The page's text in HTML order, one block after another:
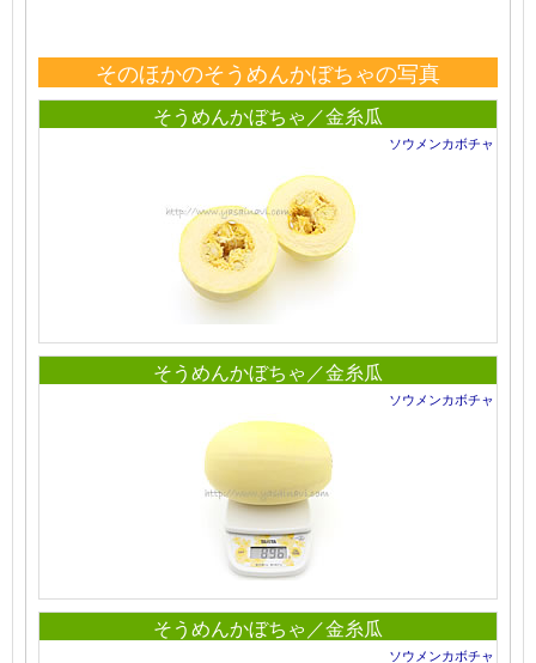
そのほかのそうめんかぼちゃの写真
そうめんかぼちゃ／金糸瓜
ソウメンカボチャ
そうめんかぼちゃ／金糸瓜
ソウメンカボチャ
そうめんかぼちゃ／金糸瓜
ソウメンカボチャ